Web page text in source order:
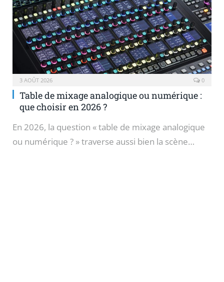
3 AOÛT 2026 0
Table de mixage analogique ou numérique :
que choisir en 2026 ?
En 2026, la question « table de mixage analogique
ou numérique ? » traverse aussi bien la scène…